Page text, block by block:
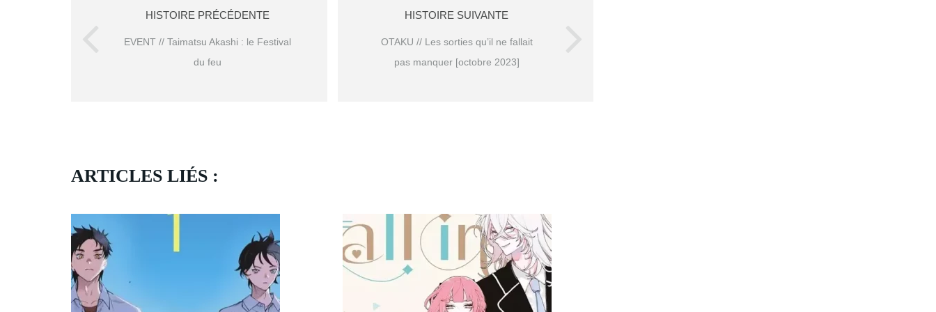
HISTOIRE PRÉCÉDENTE
EVENT // Taimatsu Akashi : le Festival
du feu
HISTOIRE SUIVANTE
OTAKU // Les sorties qu’il ne fallait
pas manquer [octobre 2023]
ARTICLES LIÉS :